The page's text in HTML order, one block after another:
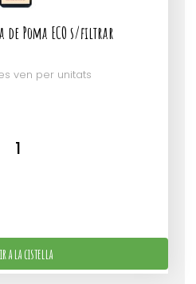
de Poma ECO s/filtrar
ven per unitats
a la cistella